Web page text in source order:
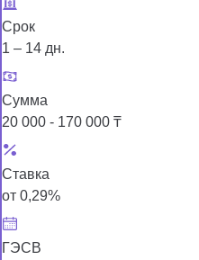
Срок
1 – 14 дн.
Сумма
20 000 - 170 000 ₸
Ставка
от 0,29%
ГЭСВ